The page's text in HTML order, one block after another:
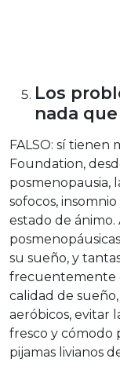
Los
nada
FALSO: sí
Foundation,
posmenopausia,
sofocos,
estado de ánimo.
su sueño, y
frecuentemente
calidad de
aeróbicos, evitar
fresco y cómodo
pijamas livianos